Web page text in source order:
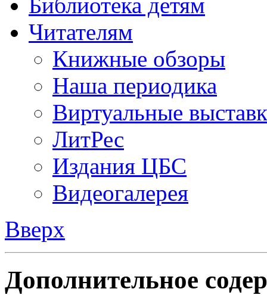
Библиотека детям
Читателям
Книжные обзоры
Наша периодика
Виртуальные
ЛитРес
Издания ЦБС
Видеогалерея
Вверх
Дополнительное